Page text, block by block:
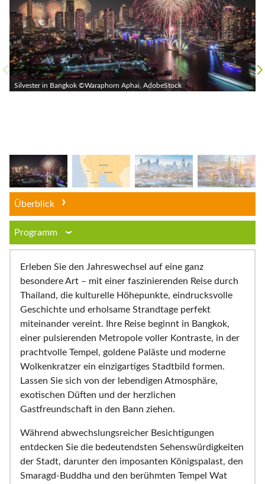
Silvester in Bangkok ©Waraphorn Aphai, AdobeStock
Überblick
Programm
Erleben Sie den Jahreswechsel auf eine ganz
besondere Art – mit einer faszinierenden Reise durch
Thailand, die kulturelle Höhepunkte, eindrucksvolle
Geschichte und erholsame Strandtage perfekt
miteinander vereint. Ihre Reise beginnt in Bangkok,
einer pulsierenden Metropole voller Kontraste, in der
prachtvolle Tempel, goldene Paläste und moderne
Wolkenkratzer ein einzigartiges Stadtbild formen.
Lassen Sie sich von der lebendigen Atmosphäre,
exotischen Düften und der herzlichen
Gastfreundschaft in den Bann ziehen.
Während abwechslungsreicher Besichtigungen
entdecken Sie die bedeutendsten Sehenswürdigkeiten
der Stadt, darunter den imposanten Königspalast, den
Smaragd-Buddha und den berühmten Tempel Wat